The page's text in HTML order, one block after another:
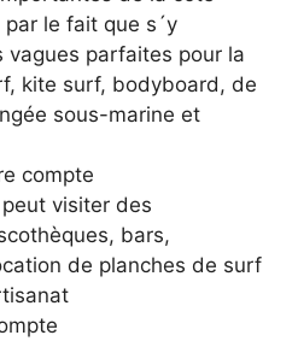
le fait que s´y
vagues parfaites pour la
kite surf, bodyboard, de
sous-marine et
compte
visiter des
bars,
de planches de surf